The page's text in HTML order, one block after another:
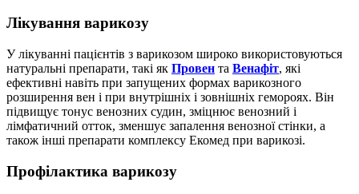
Лікування варикозу
У лікуванні пацієнтів з варикозом широко використовуються
натуральні препарати, такі як Провен та Венафіт, які
ефективні навіть при запущених формах варикозного
розширення вен і при внутрішніх і зовнішніх гемороях. Він
підвищує тонус венозних судин, зміцнює венозний і
лімфатичний отток, зменшує запалення венозної стінки, а
також інші препарати комплексу Екомед при варикозі.
Профілактика варикозу